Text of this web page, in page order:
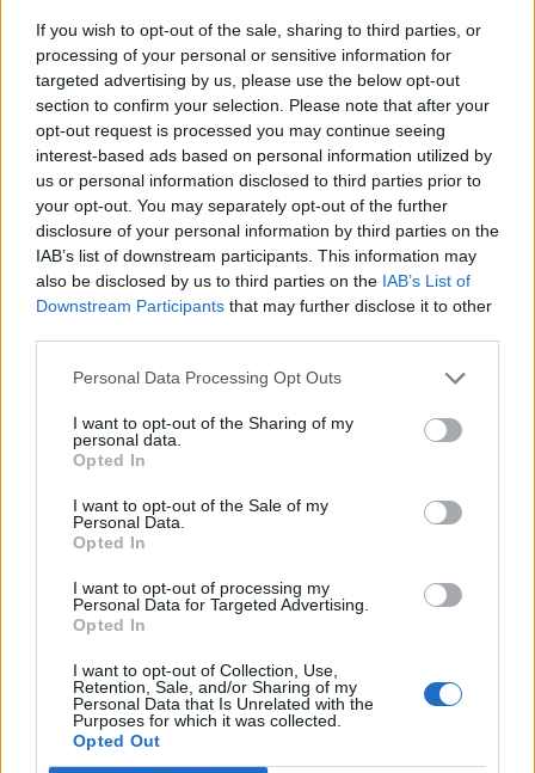
If you wish to opt-out of the sale, sharing to third parties, or
processing of your personal or sensitive information for
targeted advertising by us, please use the below opt-out
section to confirm your selection. Please note that after your
opt-out request is processed you may continue seeing
interest-based ads based on personal information utilized by
us or personal information disclosed to third parties prior to
your opt-out. You may separately opt-out of the further
disclosure of your personal information by third parties on the
IAB’s list of downstream participants. This information may
also be disclosed by us to third parties on the IAB’s List of
Downstream Participants that may further disclose it to other
Personal Data Processing Opt Outs
I want to opt-out of the Sharing of my
personal data.
Opted In
I want to opt-out of the Sale of my
Personal Data.
Opted In
I want to opt-out of processing my
Personal Data for Targeted Advertising.
Opted In
I want to opt-out of Collection, Use,
Retention, Sale, and/or Sharing of my
Personal Data that Is Unrelated with the
Purposes for which it was collected.
Opted Out
08.04.2022
Με ισχυρές αναφορές στην ατομική ελευθερία, την
αυτοέκφραση και την διαφορετικότητα, η καμπάνια
Calvin Klein περιλαμβάνει ένα καστ με ήρωες, role
models και σταρ από το χθες και το σήμερα.
Διαβάστε περισσότερα →